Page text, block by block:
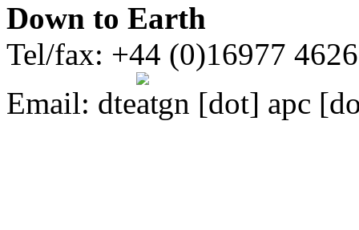
Down to Earth
Tel/fax: +44 (0)16977
Email: dte gn [dot] apc